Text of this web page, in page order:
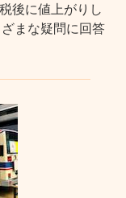
後に値上がりし
まな疑問に回答